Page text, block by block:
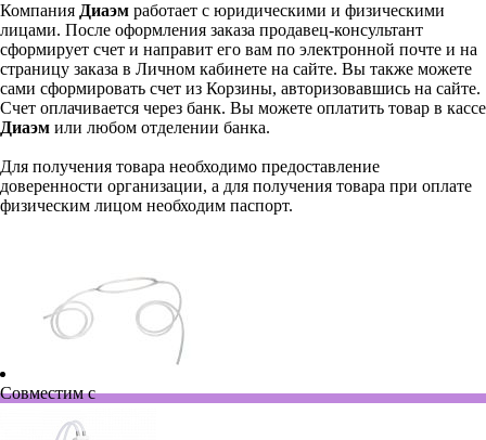
Компания Диаэм работает с юридическими и физическими
лицами. После оформления заказа продавец-консультант
сформирует счет и направит его вам по электронной почте и на
страницу заказа в Личном кабинете на сайте. Вы также можете
сами сформировать счет из Корзины, авторизовавшись на сайте.
Счет оплачивается через банк. Вы можете оплатить товар в кассе
Диаэм или любом отделении банка.
Для получения товара необходимо предоставление
доверенности организации, а для получения товара при оплате
физическим лицом необходим паспорт.
Совместим с